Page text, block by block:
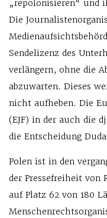
„repolonisieren“ und
Die
Sendelizenz des
verlängern, ohne die
abzuwarten. Dieses
nicht aufheben. Die
(EJF) in der auch die
die Entscheidung
Polen ist in den
der Pressefreiheit von
auf Platz 62 von 180